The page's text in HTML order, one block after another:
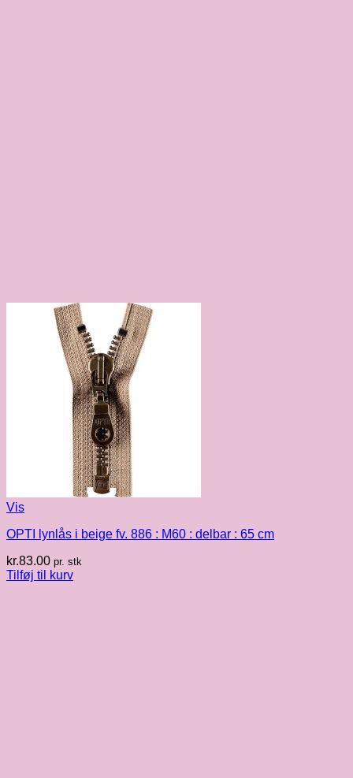
Vis
OPTI lynlås i beige fv. 886 : M60 : delbar : 65 cm
kr.83.00 pr. stk
Tilføj til kurv